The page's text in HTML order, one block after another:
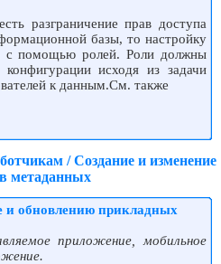
разграничение прав доступа
базы, то настройку
с помощью ролей. Роли должны
конфигурации исходя из задачи
к данным.См. также
/ Создание и изменение
метаданных
и обновлению прикладных
приложение, мобильное